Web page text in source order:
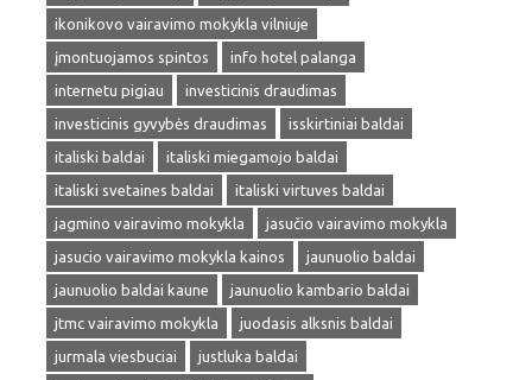
ikonikovo vairavimo mokykla vilniuje
įmontuojamos spintos
info hotel palanga
internetu pigiau
investicinis draudimas
investicinis gyvybės draudimas
isskirtiniai baldai
italiski baldai
italiski miegamojo baldai
italiski svetaines baldai
italiski virtuves baldai
jagmino vairavimo mokykla
jasučio vairavimo mokykla
jasucio vairavimo mokykla kainos
jaunuolio baldai
jaunuolio baldai kaune
jaunuolio kambario baldai
jtmc vairavimo mokykla
juodasis alksnis baldai
jurmala viesbuciai
justluka baldai